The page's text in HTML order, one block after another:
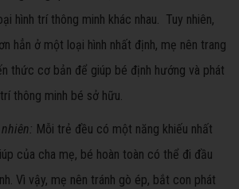
hình trí thông minh khác nhau. Tuy nhiên,
hẳn ở một loại hình nhất định, mẹ nên trang
thức cơ bản để giúp bé định hướng và phát
thông minh bé sở hữu.
Mỗi trẻ đều có một năng khiếu nhất
của cha mẹ, bé hoàn toàn có thể đi đầu
Vì vậy, mẹ nên tránh gò ép, bắt con phát